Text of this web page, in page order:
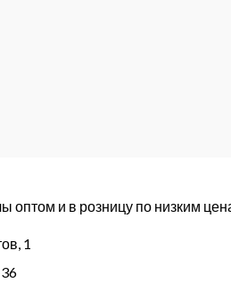
оптом и в розницу по низким
1